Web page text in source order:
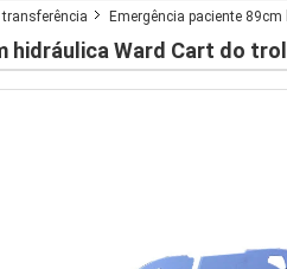
Mapa do site
Emergência paciente
hidráulica Ward Cart do